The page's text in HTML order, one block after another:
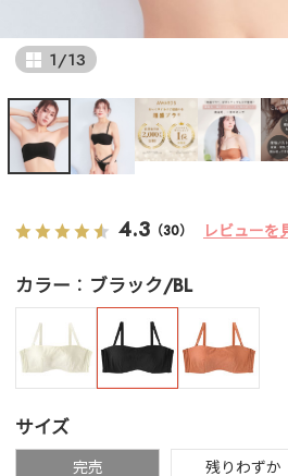
1/13
4.3 （30） レビューを
カラー ブラック/BL
サイズ
完売 残りわずか